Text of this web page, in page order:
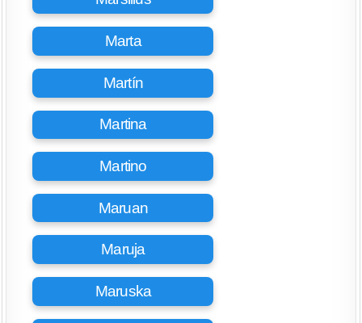
Marta
Martín
Martina
Martino
Maruan
Maruja
Maruska